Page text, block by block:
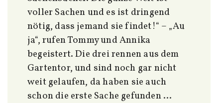
voller Sachen und es ist dringend
nötig, dass jemand sie findet!“ – „Au
ja“, rufen Tommy und Annika
begeistert. Die drei rennen aus dem
Gartentor, und sind noch gar nicht
weit gelaufen, da haben sie auch
schon die erste Sache gefunden …